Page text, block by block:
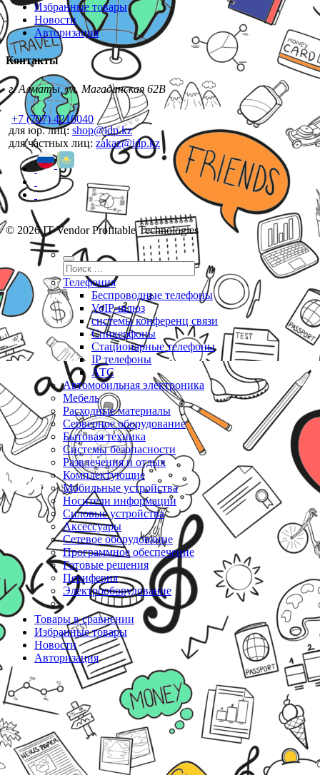
Избранные товары
Новости
Авторизация
Контакты
г. Алматы, ул. Магаданская 62В
+7 (707) 4216040
для юр. лиц: shop@idp.kz
для частных лиц: zakaz@idp.kz
© 2026 IT Vendor Profitable Technologies
Телефония
Беспроводные телефоны
VoIP-шлюз
системы конференц связи
Спикерфоны
Стационарные телефоны
IP телефоны
АТС
Автомобильная электроника
Мебель
Расходные материалы
Серверное оборудование
Бытовая техника
Системы безопасности
Развлечения и отдых
Комплектующие
Мобильные устройства
Носители информации
Силовые устройства
Аксессуары
Сетевое оборудование
Программное обеспечение
Готовые решения
Периферия
Электрооборудование
Товары в сравнении
Избранные товары
Новости
Авторизация